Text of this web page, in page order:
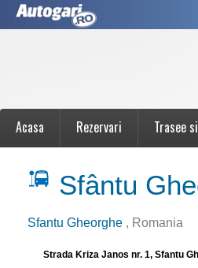
Acasa Rezervari Trasee
Sfântu
Sfantu Gheorghe , Romania
Strada Kriza Janos nr. 1, Sfantu